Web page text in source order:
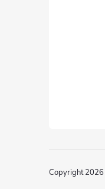
Copyright 2026